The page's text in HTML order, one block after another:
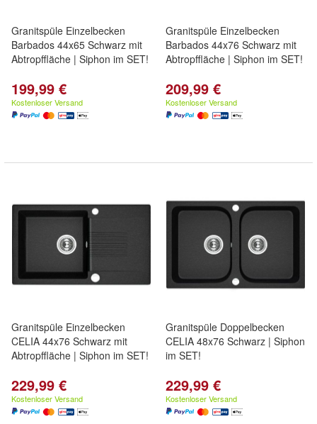
Granitspüle Einzelbecken
Barbados 44x65 Schwarz mit
Abtropffläche | Siphon im SET!
199,99 €
Kostenloser Versand
Granitspüle Einzelbecken
Barbados 44x76 Schwarz mit
Abtropffläche | Siphon im SET!
209,99 €
Kostenloser Versand
Granitspüle Einzelbecken
CELIA 44x76 Schwarz mit
Abtropffläche | Siphon im SET!
229,99 €
Kostenloser Versand
Granitspüle Doppelbecken
CELIA 48x76 Schwarz | Siphon
im SET!
229,99 €
Kostenloser Versand